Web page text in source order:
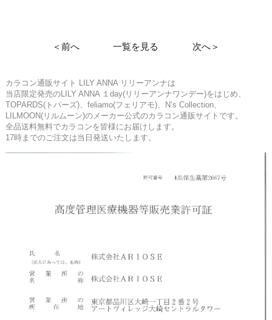
＜前へ 一覧を見る 次へ＞
カラコン通販サイト LILY ANNA リリーアンナは
当店限定発売のLILY ANNA １day(リリーアンナワンデー)をはじめ、
TOPARDS(トパーズ)、feliamo(フェリアモ)、N’s Collection、
LILMOON(リルムーン)のメーカー公式のカラコン通販サイトです。
全品送料無料でカラコンを皆様にお届けします。
17時までのご注文は当日発送いたします。